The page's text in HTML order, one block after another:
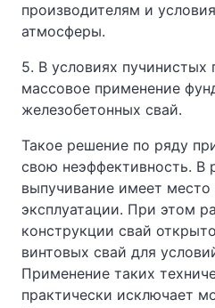
производителям и
атмосферы.
5. В условиях пучинистых
массовое применение
железобетонных свай.
Такое решение по ряду
свою неэффективность. В
выпучивание имеет
эксплуатации. При этом
конструкции свай
винтовых свай для
Применение таких
практически исключает